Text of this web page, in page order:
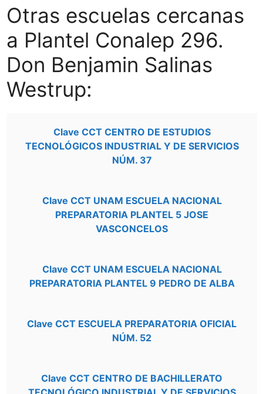
Otras escuelas cercanas
a Plantel Conalep 296.
Don Benjamin Salinas
Westrup:
Clave CCT CENTRO DE ESTUDIOS
TECNOLÓGICOS INDUSTRIAL Y DE SERVICIOS
NÚM. 37
Clave CCT UNAM ESCUELA NACIONAL
PREPARATORIA PLANTEL 5 JOSE
VASCONCELOS
Clave CCT UNAM ESCUELA NACIONAL
PREPARATORIA PLANTEL 9 PEDRO DE ALBA
Clave CCT ESCUELA PREPARATORIA OFICIAL
NÚM. 52
Clave CCT CENTRO DE BACHILLERATO